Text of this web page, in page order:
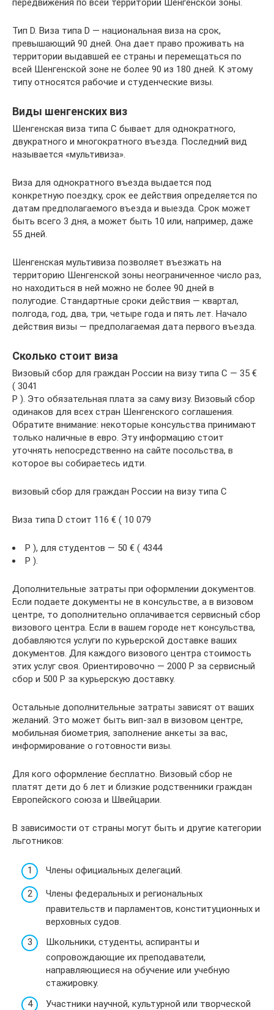
Тип D. Виза типа D — национальная виза на срок,
превышающий 90 дней. Она дает право проживать на
территории выдавшей ее страны и перемещаться по
всей Шенгенской зоне не более 90 из 180 дней. К этому
типу относятся рабочие и студенческие визы.
Виды шенгенских виз
Шенгенская виза типа C бывает для однократного,
двукратного и многократного въезда. Последний вид
называется «мультивиза».
Виза для однократного въезда выдается под
конкретную поездку, срок ее действия определяется по
датам предполагаемого въезда и выезда. Срок может
быть всего 3 дня, а может быть 10 или, например, даже
55 дней.
Шенгенская мультивиза позволяет въезжать на
территорию Шенгенской зоны неограниченное число раз,
но находиться в ней можно не более 90 дней в
полугодие. Стандартные сроки действия — квартал,
полгода, год, два, три, четыре года и пять лет. Начало
действия визы — предполагаемая дата первого въезда.
Сколько стоит виза
Визовый сбор для граждан России на визу типа C — 35 €⁣
( 3041
Р ). Это обязательная плата за саму визу. Визовый сбор
одинаков для всех стран Шенгенского соглашения.
Обратите внимание: некоторые консульства принимают
только наличные в евро. Эту информацию стоит
уточнять непосредственно на сайте посольства, в
которое вы собираетесь идти.
визовый сбор для граждан России на визу типа C
Виза типа D стоит 116 €⁣ ( 10 079
Р ), для студентов — 50 €⁣ ( 4344
Р ).
Дополнительные затраты при оформлении документов.
Если подаете документы не в консульстве, а в визовом
центре, то дополнительно оплачивается сервисный сбор
визового центра. Если в вашем городе нет консульства,
добавляются услуги по курьерской доставке ваших
документов. Для каждого визового центра стоимость
этих услуг своя. Ориентировочно — 2000 Р за сервисный
сбор и 500 Р за курьерскую доставку.
Остальные дополнительные затраты зависят от ваших
желаний. Это может быть вип-зал в визовом центре,
мобильная биометрия, заполнение анкеты за вас,
информирование о готовности визы.
Для кого оформление бесплатно. Визовый сбор не
платят дети до 6 лет и близкие родственники граждан
Европейского союза и Швейцарии.
В зависимости от страны могут быть и другие категории
льготников:
Члены официальных делегаций.
Члены федеральных и региональных
правительств и парламентов, конституционных и
верховных судов.
Школьники, студенты, аспиранты и
сопровождающие их преподаватели,
направляющиеся на обучение или учебную
стажировку.
Участники научной, культурной или творческой